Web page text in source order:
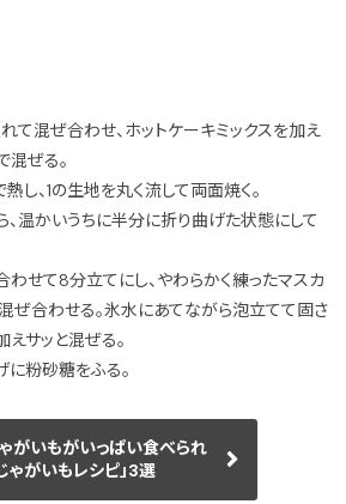
れて混ぜ合わせ、ホットケーキミックスを加え
混ぜる。
熱し、1の生地を丸く流して両面焼く。
、温かいうちに半分に折り曲げた状態にして
わせて8分立てにし、やわらかく練ったマスカ
ぜ合わせる。氷水にあてながら泡立てて固さ
サッと混ぜる。
に粉砂糖をふる。
がいもがいっぱい食べられ
ゃがいもレシピ」3選